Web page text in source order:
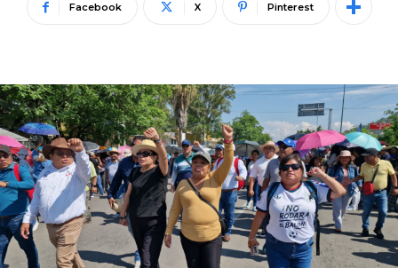
Facebook X Pinterest